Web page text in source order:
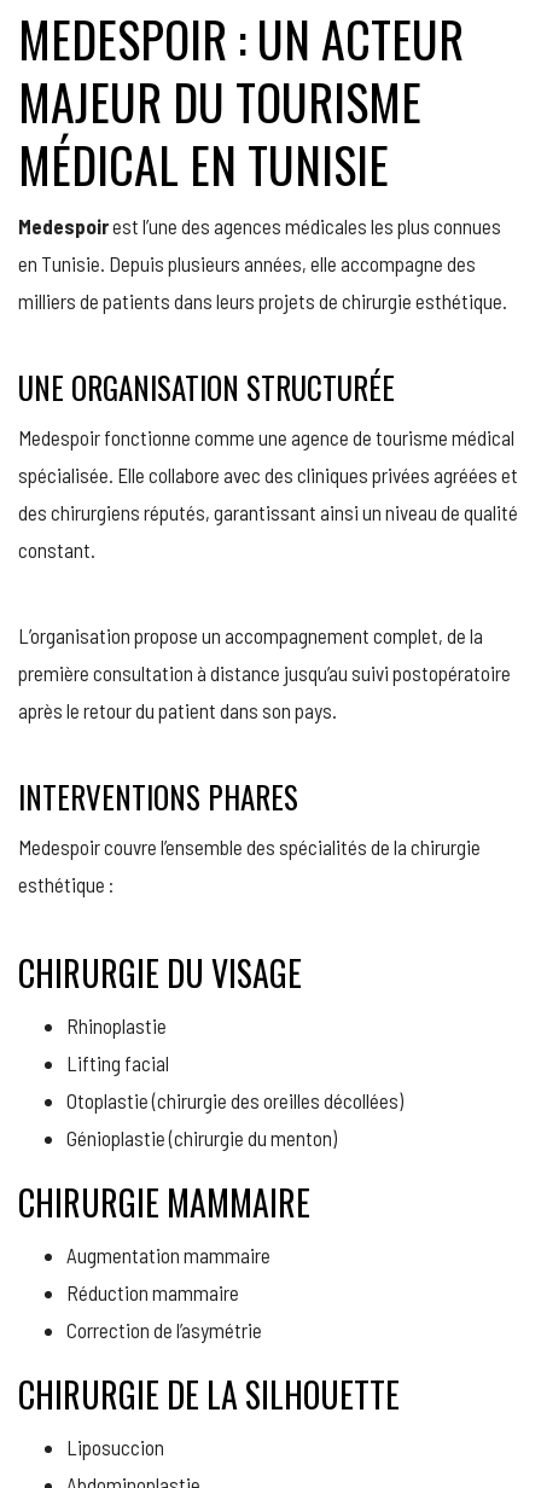
MEDESPOIR : UN ACTEUR
MAJEUR DU TOURISME
MÉDICAL EN TUNISIE
Medespoirest l’une des agences médicales les plus connues
en Tunisie. Depuis plusieurs années, elle accompagne des
milliers de patients dans leurs projets de chirurgie esthétique.
UNE ORGANISATION STRUCTURÉE
Medespoir fonctionne comme une agence de tourisme médical
spécialisée. Elle collabore avec des cliniques privées agréées et
des chirurgiens réputés, garantissant ainsi un niveau de qualité
constant.
L’organisation propose un accompagnement complet, de la
première consultation à distance jusqu’au suivi postopératoire
après le retour du patient dans son pays.
INTERVENTIONS PHARES
Medespoir couvre l’ensemble des spécialités de la chirurgie
esthétique :
CHIRURGIE DU VISAGE
Rhinoplastie
Lifting facial
Otoplastie (chirurgie des oreilles décollées)
Génioplastie (chirurgie du menton)
CHIRURGIE MAMMAIRE
Augmentation mammaire
Réduction mammaire
Correction de l’asymétrie
CHIRURGIE DE LA SILHOUETTE
Liposuccion